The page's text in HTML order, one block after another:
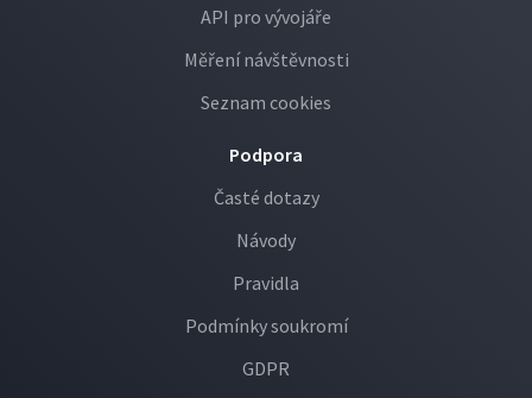
API pro vývojáře
Měření návštěvnosti
Seznam cookies
Podpora
Časté dotazy
Návody
Pravidla
Podmínky soukromí
GDPR